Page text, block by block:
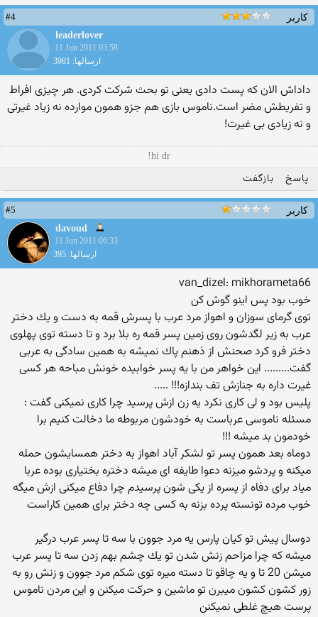
کاربر
#4
leaderlover
11 Jun 2011 03:58
ارسالها: 3981
داداش الان که پست دادی یعنی تو بحث شرکت کردی. هر چیزی افراط
و تفریطش مضر است.ناموس بازی هم جزو همون موارده نه زیاد غیرتی
و نه زیادی بی غیرت!
hi dr!
پاسخ بازگفت
کاربر
#5
davoud
11 Jun 2011 06:33
ارسالها: 395
van_dizel: mikhorameta66
خوب بود پس اینو گوش كن
توی گرمای سوزان و اهواز مرد عرب با پسرش قمه به دست و یك دختر
عرب به زیر لگدشون روی زمین پسر قمه ره بلا برد و تا دسته توی پهلوی
دختر فرو كرد صحنش از ذهنم پاك نمیشه به همین سادگی به عربی
گفت......... این خواهر من با یه پسر خوابیده خونش مباحه هر كسی
غیرت داره به جنازش تف بندازه!!! .....
پلیس بود و لی كاری نكرد یه زن ازش پرسید چرا كاری نمیكنی گفت :
مسئله ناموسی عرباست به خودشون مربوطه ما دخالت كنیم برا
خودمون بد میشه !!!
دوماه بعد همون پسر تو لشكر آباد اهواز به دختر همسایشون حمله
میكنه و پردشو میزنه دعوا طایفه ای میشه دختره بختیاری بوده عربا
میاد برای دفاه از پسره از یكی شون پرسیدم چرا دفاع میكنی ازش میگه
خوب مرده تونسته پرده بزنه به كسی چه دختر برای همین كاراست
دوسال پیش تو كیان پارس یه مرد جوون با سه تا پسر عرب درگیر
میشه كه چرا مزاحم زنش شدن تو یك چشم بهم زدن سه تا پسر عرب
میشن 20 تا و یه چاقو تا دسته میره توی شكم مرد جوون و زنش رو به
زور كشون كشون میبرن تو ماشین و حركت میكنن و این مردن ناموس
پرست هیچ غلطی نمیكنن